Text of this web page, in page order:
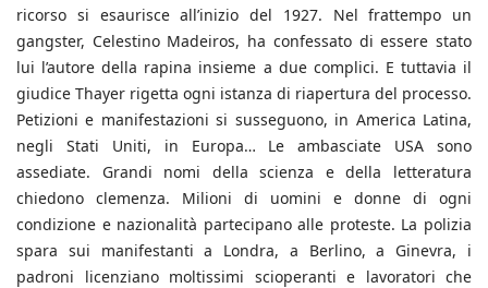
ricorso si esaurisce all’inizio del 1927. Nel frattempo un
gangster, Celestino Madeiros, ha confessato di essere stato
lui l’autore della rapina insieme a due complici. E tuttavia il
giudice Thayer rigetta ogni istanza di riapertura del processo.
Petizioni e manifestazioni si susseguono, in America Latina,
negli Stati Uniti, in Europa… Le ambasciate USA sono
assediate. Grandi nomi della scienza e della letteratura
chiedono clemenza. Milioni di uomini e donne di ogni
condizione e nazionalità partecipano alle proteste. La polizia
spara sui manifestanti a Londra, a Berlino, a Ginevra, i
padroni licenziano moltissimi scioperanti e lavoratori che